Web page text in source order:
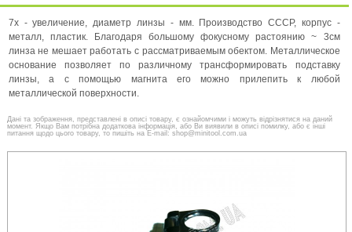
7х - увеличение, диаметр линзы - мм. Производство СССР, корпус -
металл, пластик. Благодаря большому фокусному растоянию ~ 3см
линза не мешает работать с рассматриваемым обектом. Металлическое
основание позволяет по различному трансформировать подставку
линзы, а с помощью магнита его можно прилепить к любой
металлической поверхности.
Дані та зображення, представлені в описі товару, є ознайомчими і можуть відрізнятися на даний
момент. Якщо Вам потрібна додаткова інформація, або Ви виявили в описі помилку, або є інші
питання щодо цього товару, то пишіть на E-mail: shop@minitool.com.ua